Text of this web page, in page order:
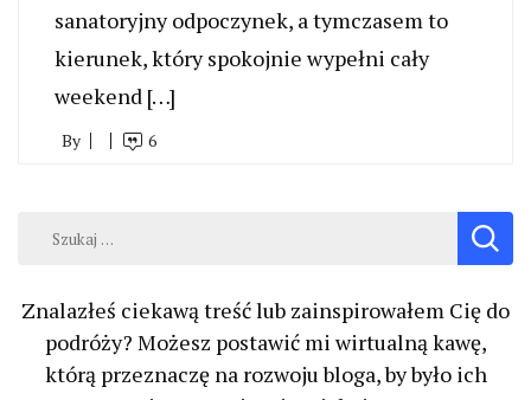
sanatoryjny odpoczynek, a tymczasem to
kierunek, który spokojnie wypełni cały
weekend […]
By 6
Szukaj:
Znalazłeś ciekawą treść lub zainspirowałem Cię do
podróży? Możesz postawić mi wirtualną kawę,
którą przeznaczę na rozwoju bloga, by było ich